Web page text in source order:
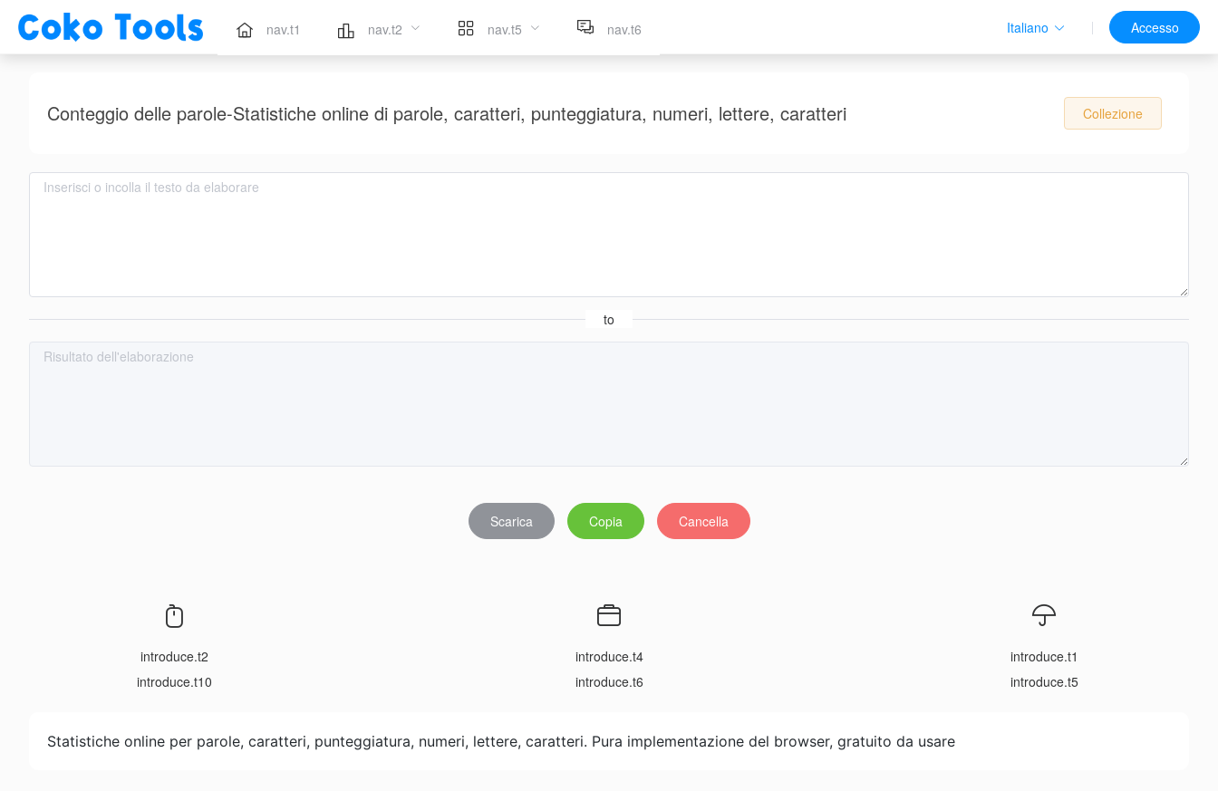
nav.t1 nav.t2 nav.t5 nav.t6 Italiano Accesso
Conteggio delle parole-Statistiche online di parole, caratteri, punteggiatura, numeri, lettere, caratteri Collezione
to
Scarica Copia Cancella
introduce.t2
introduce.t10
introduce.t4
introduce.t6
introduce.t1
introduce.t5
Statistiche online per parole, caratteri, punteggiatura, numeri, lettere, caratteri. Pura implementazione del browser, gratuito da usare